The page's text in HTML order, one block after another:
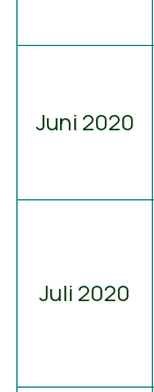
Juni 2020
Juli 2020